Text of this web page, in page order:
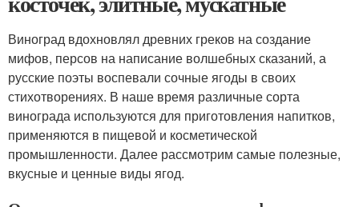
Виноград вдохновлял древних греков на создание
мифов, персов на написание волшебных сказаний, а
русские поэты воспевали сочные ягоды в своих
стихотворениях. В наше время различные сорта
винограда используются для приготовления напитков,
применяются в пищевой и косметической
промышленности. Далее рассмотрим самые полезные,
вкусные и ценные виды ягод.